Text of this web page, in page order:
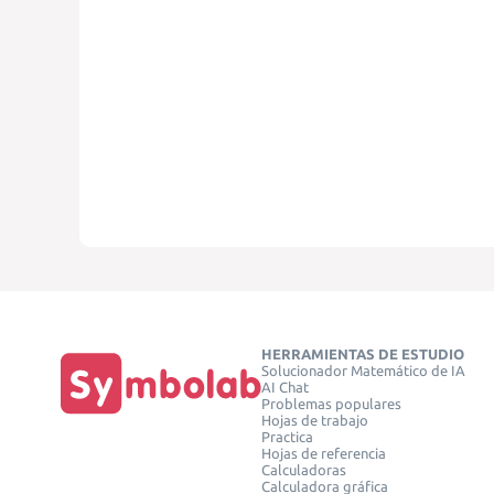
HERRAMIENTAS DE ESTUDIO
Solucionador Matemático de IA
AI Chat
Problemas populares
Hojas de trabajo
Practica
Hojas de referencia
Calculadoras
Calculadora gráfica